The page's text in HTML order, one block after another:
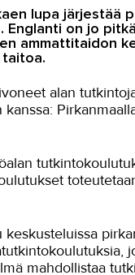
lupa
on jo
ammattitaidon
alan
mahdollistaa